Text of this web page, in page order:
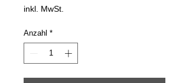
inkl. MwSt.
Anzahl *